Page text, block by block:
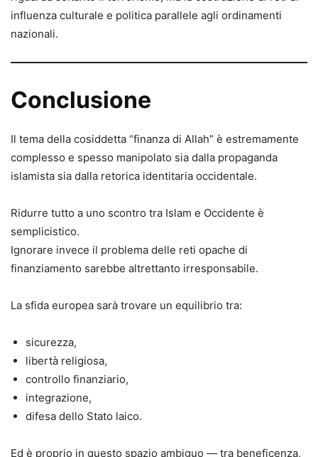
influenza culturale e politica parallele agli ordinamenti
nazionali.
Conclusione
Il tema della cosiddetta “finanza di Allah” è estremamente
complesso e spesso manipolato sia dalla propaganda
islamista sia dalla retorica identitaria occidentale.
Ridurre tutto a uno scontro tra Islam e Occidente è
semplicistico.
Ignorare invece il problema delle reti opache di
finanziamento sarebbe altrettanto irresponsabile.
La sfida europea sarà trovare un equilibrio tra:
sicurezza,
libertà religiosa,
controllo finanziario,
integrazione,
difesa dello Stato laico.
Ed è proprio in questo spazio ambiguo — tra beneficenza,